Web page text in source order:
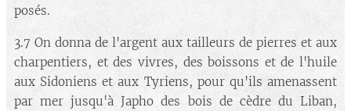
posés.
3.7 On donna de l'argent aux tailleurs de pierres et aux
charpentiers, et des vivres, des boissons et de l'huile
aux Sidoniens et aux Tyriens, pour qu'ils amenassent
par mer jusqu'à Japho des bois de cèdre du Liban,